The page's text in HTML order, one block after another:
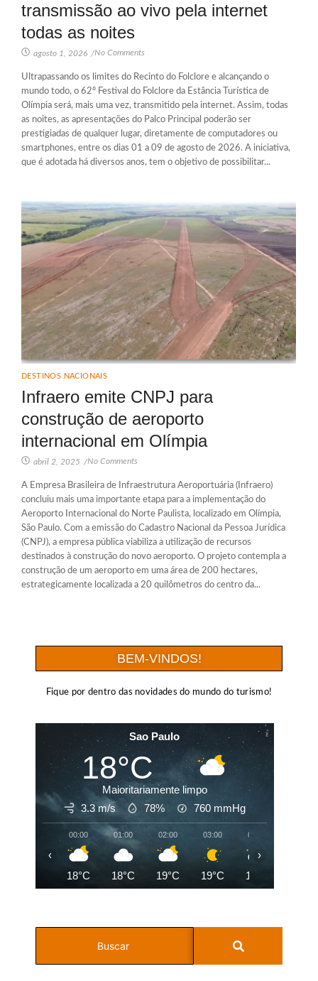
transmissão ao vivo pela internet
todas as noites
agosto 1, 2026 /No Comments
Ultrapassando os limites do Recinto do Folclore e alcançando o
mundo todo, o 62º Festival do Folclore da Estância Turística de
Olímpia será, mais uma vez, transmitido pela internet. Assim, todas
as noites, as apresentações do Palco Principal poderão ser
prestigiadas de qualquer lugar, diretamente de computadores ou
smartphones, entre os dias 01 a 09 de agosto de 2026. A iniciativa,
que é adotada há diversos anos, tem o objetivo de possibilitar...
DESTINOS NACIONAIS
Infraero emite CNPJ para
construção de aeroporto
internacional em Olímpia
abril 2, 2025 /No Comments
A Empresa Brasileira de Infraestrutura Aeroportuária (Infraero)
concluiu mais uma importante etapa para a implementação do
Aeroporto Internacional do Norte Paulista, localizado em Olímpia,
São Paulo. Com a emissão do Cadastro Nacional da Pessoa Jurídica
(CNPJ), a empresa pública viabiliza a utilização de recursos
destinados à construção do novo aeroporto. O projeto contempla a
construção de um aeroporto em uma área de 200 hectares,
estrategicamente localizada a 20 quilômetros do centro da...
BEM-VINDOS!
Fique por dentro das novidades do mundo do turismo!
Sao Paulo
18°C
Maioritariamente limpo
3.3 m/s
78% 760 mmHg
00:00
18°C
01:00
18°C
02:00
19°C
03:00
19°C
04:00
19°C
‹ ›